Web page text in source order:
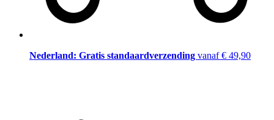
Nederland: Gratis standaardverzending vanaf € 49,90